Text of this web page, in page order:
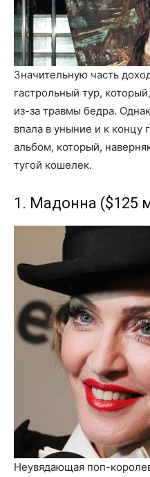
Значительную часть
гастрольный тур,
из-за травмы бедра.
впала в уныние и к концу
альбом, который,
тугой кошелек.
1. Мадонна ($125
Неувядающая поп-